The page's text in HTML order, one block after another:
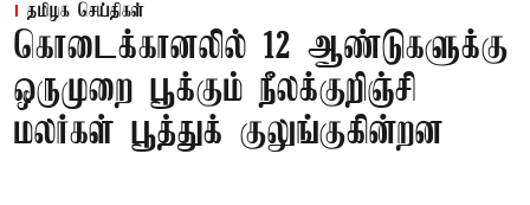
தமிழக செய்திகள்
கொடைக்கானலில் 12 ஆண்டுகளுக்கு
ஒருமுறை பூக்கும் நீலக்குறிஞ்சி
மலர்கள் பூத்துக் குலுங்குகின்றன